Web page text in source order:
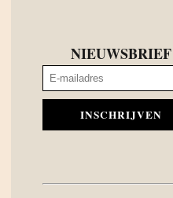
NIEUWSBRIEF
INSCHRIJVEN